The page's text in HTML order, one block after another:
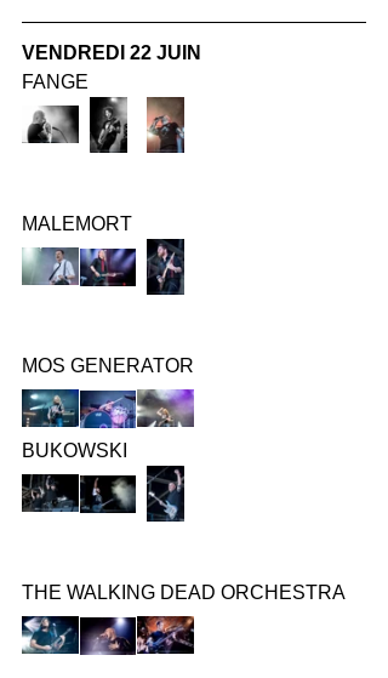
VENDREDI 22 JUIN
FANGE
MALEMORT
MOS GENERATOR
BUKOWSKI
THE WALKING DEAD ORCHESTRA